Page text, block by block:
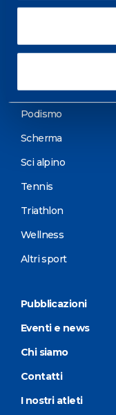
Pallacanestro
Podismo
Scherma
Sci alpino
Tennis
Triathlon
Wellness
Altri sport
Pubblicazioni
Eventi e news
Chi siamo
Contatti
I nostri atleti